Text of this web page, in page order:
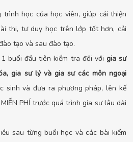
học của học viên, giúp cải thiện
thi, tư duy học trên lớp tốt hơn, cải
tạo và sau đào tạo.
buổi đầu tiên kiểm tra đối với gia sư
gia sư lý và gia sư các môn ngoại
sinh và đưa ra phương pháp, lên kế
PHÍ trước quá trình gia sư lâu dài
sau từng buổi học và các bài kiểm